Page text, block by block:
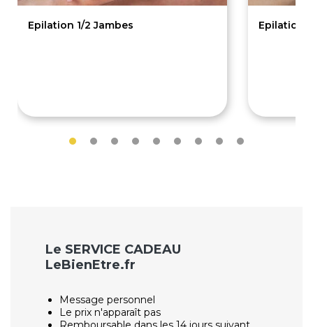
Epilation 1/2 Jambes Epilation
Le SERVICE CADEAU
LeBienEtre.fr
Message personnel
Le prix n'apparaît pas